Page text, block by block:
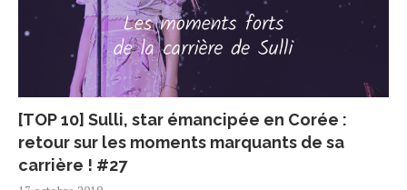
[TOP 10] Sulli, star émancipée en Corée :
retour sur les moments marquants de sa
carrière ! #27